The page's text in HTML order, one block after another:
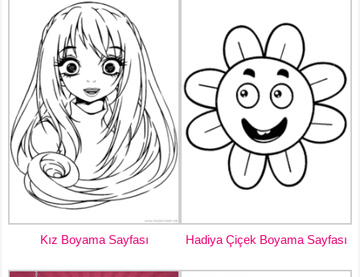
Kız Boyama Sayfası Hadiya Çiçek Boyama Sayfası